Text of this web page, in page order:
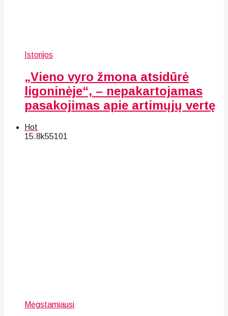
Istorijos
„Vieno vyro žmona atsidūrė
ligoninėje“, – nepakartojamas
pasakojimas apie artimųjų vertę
Hot
15.8k55101
Mėgstamiausi